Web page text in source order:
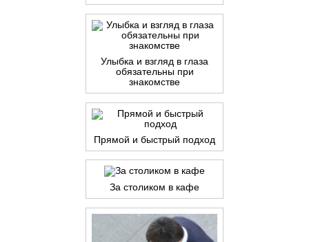
Улыбка и взгляд в глаза
обязательны при
знакомстве
Прямой и быстрый подход
За столиком в кафе